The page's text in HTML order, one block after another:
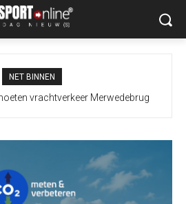
NET BINNEN
vrachtverkeer Merwedebrug